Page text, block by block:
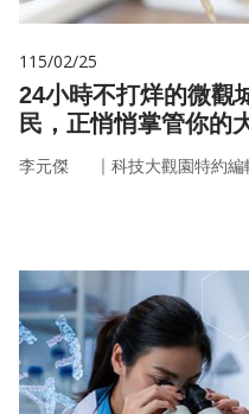
115/02/25
24小時不打烊的微觀
民，正悄悄掌管你的
李元傑 ｜ 科技大觀園特約編